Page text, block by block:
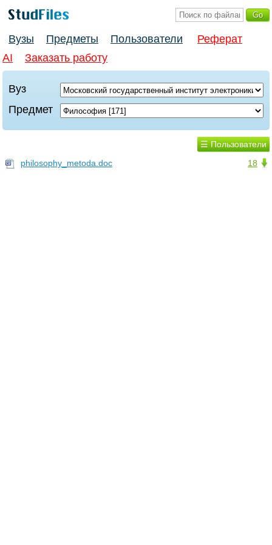
Вузы Предметы Пользователи
Реферат
AI
Заказать работу
Вуз
Предмет
☰ Пользователи
18
philosophy_metoda.doc